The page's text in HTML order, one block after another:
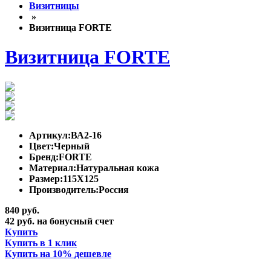
Визитницы
»
Визитница FORTE
Визитница FORTE
Артикул:ВА2-16
Цвет:Черный
Бренд:FORTE
Материал:Натуральная кожа
Размер:115Х125
Производитель:Россия
840 руб.
42 руб. на бонусный счет
Купить
Купить в 1 клик
Купить на 10% дешевле